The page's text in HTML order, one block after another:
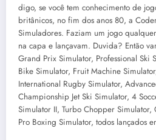
digo, se você tem conhecimento de
britânicos, no fim dos anos 80, a
Simuladores. Faziam um jogo
na capa e lançavam. Duvida? Então
Grand Prix Simulator, Professional Ski
Bike Simulator, Fruit Machine
International Rugby Simulator,
Championship Jet Ski Simulator, 4
Simulator II, Turbo Chopper
Pro Boxing Simulator, todos lançados